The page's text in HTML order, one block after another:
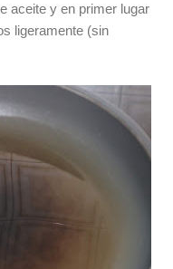
aceite y en primer lugar
ligeramente (sin